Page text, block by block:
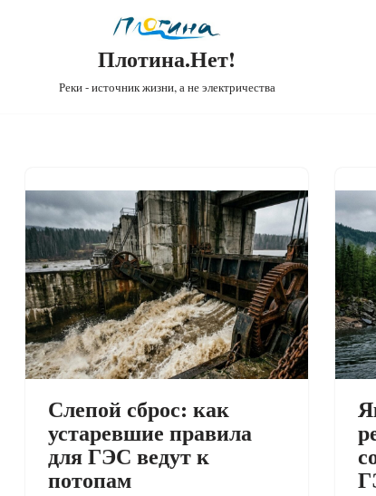
Плотина.Нет!
Реки - источник жизни, а не электричества
Слепой сброс: как
устаревшие правила
для ГЭС ведут к
потопам